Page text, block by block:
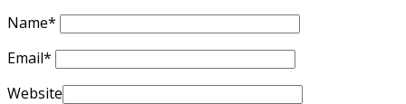
Name*
Email*
Website